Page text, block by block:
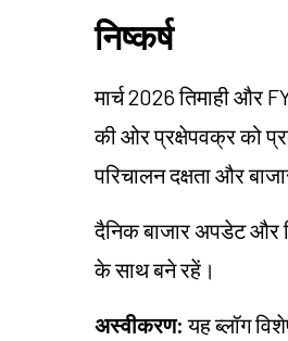
निष्कर्ष
मार्च 2026 तिमाही और
की ओर प्रक्षेपवक्र को
परिचालन दक्षता और
दैनिक बाजार अपडेट और
के साथ बने रहें।
अस्वीकरण: यह ब्लॉग